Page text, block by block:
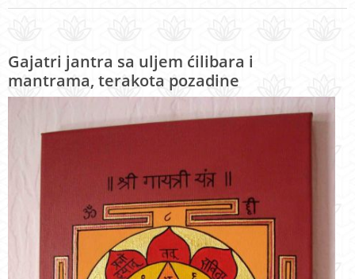
Gajatri jantra sa uljem ćilibara i
mantrama, terakota pozadine